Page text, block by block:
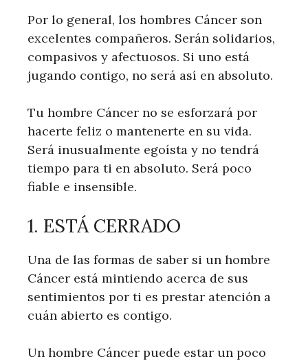
Por lo general, los hombres Cáncer son
excelentes compañeros. Serán solidarios,
compasivos y afectuosos. Si uno está
jugando contigo, no será así en absoluto.
Tu hombre Cáncer no se esforzará por
hacerte feliz o mantenerte en su vida.
Será inusualmente egoísta y no tendrá
tiempo para ti en absoluto. Será poco
fiable e insensible.
1. ESTÁ CERRADO
Una de las formas de saber si un hombre
Cáncer está mintiendo acerca de sus
sentimientos por ti es prestar atención a
cuán abierto es contigo.
Un hombre Cáncer puede estar un poco